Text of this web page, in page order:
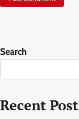
Search
Recent